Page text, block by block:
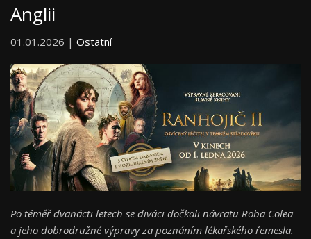
Anglii
01.01.2026 | Ostatní
Po téměř dvanácti letech se diváci dočkali návratu Roba Colea
a jeho dobrodružné výpravy za poznáním lékařského řemesla.